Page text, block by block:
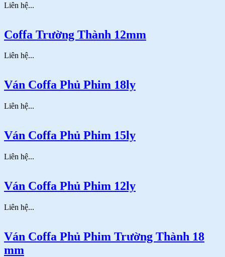
Liên hệ...
Coffa Trường Thành 12mm
Liên hệ...
Ván Coffa Phủ Phim 18ly
Liên hệ...
Ván Coffa Phủ Phim 15ly
Liên hệ...
Ván Coffa Phủ Phim 12ly
Liên hệ...
Ván Coffa Phủ Phim Trường Thành 18
mm